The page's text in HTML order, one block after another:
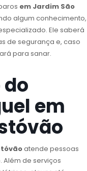
em Jardim São
algum conhecimento,
Ele saberá
de segurança e, caso
para sanar.
em
atende pessoas
Além de serviços